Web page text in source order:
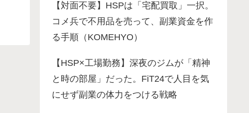
【対面不要】HSPは「宅配買取」一択。
コメ兵で不用品を売って、副業資金を作
る手順（KOMEHYO）
【HSP×工場勤務】深夜のジムが「精神
と時の部屋」だった。FiT24で人目を気
にせず副業の体力をつける戦略